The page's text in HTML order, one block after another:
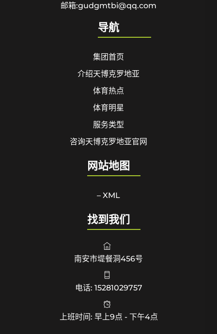
邮箱:gudgmtbi@qq.com
导航
集团首页
介绍天博克罗地亚
体育热点
体育明星
服务类型
咨询天博克罗地亚官网
网站地图
– XML
找到我们
南安市堤餐洞456号
电话: 15281029757
上班时间: 早上9点 - 下午4点